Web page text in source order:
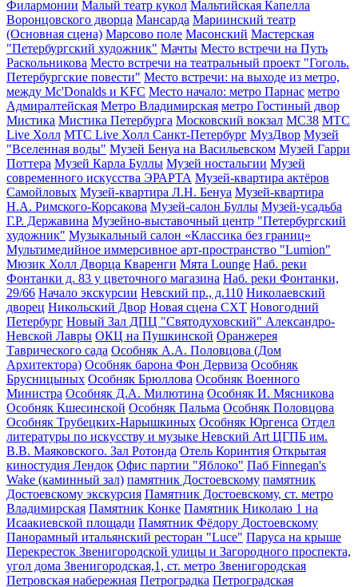
Филармонии Малый театр кукол Мальтийская Капелла
Воронцовского дворца Мансарда Мариинский театр
(Основная сцена) Марсово поле Масонский Мастерская
"Петербургский художник" Мачты Место встречи на Путь
Раскольникова Место встречи на театральный проект "Гоголь.
Петербургские повести" Место встречи: на выходе из метро,
между Mc'Donalds и KFC Место начало: метро Парнас метро
Адмиралтейская Метро Владимирская метро Гостиный двор
Мистика Мистика Петербурга Московский вокзал МС38 МТС
Live Холл МТС Live Холл Санкт-Петербург МузДвор Музей
"Вселенная воды" Музей Бенуа на Васильевском Музей Гарри
Поттера Музей Карла Буллы Музей ностальгии Музей
современного искусства ЭРАРТА Музей-квартира актёров
Самойловых Музей-квартира Л.Н. Бенуа Музей-квартира
Н.А. Римского-Корсакова Музей-салон Буллы Музей-усадьба
Г.Р. Державина Музейно-выставочный центр "Петербургский
художник" Музыкальный салон «Классика без границ»
Мультимедийное иммерсивное арт-пространство "Lumion"
Мюзик Холл Дворца Кваренги Мята Lounge Наб. реки
Фонтанки д. 83 у цветочного магазина Наб. реки Фонтанки,
29/66 Начало экскурсии Невский пр., д.110 Николаевский
дворец Никольский Двор Новая сцена СХТ Новогодний
Петербург Новый Зал ДПЦ "Святодуховский" Александро-
Невской Лавры ОКЦ на Пушкинской Оранжерея
Таврического сада Особняк А.А. Половцова (Дом
Архитектора) Особняк барона Фон Дервиза Особняк
Брусницыных Особняк Брюллова Особняк Военного
Министра Особняк Д.А. Милютина Особняк И. Мясникова
Особняк Кшесинской Особняк Пальма Особняк Половцова
Особняк Трубецких-Нарышкиных Особняк Юргенса Отдел
литературы по искусству и музыке Невский Art ЦГПБ им.
В.В. Маяковского. Зал Ротонда Отель Коринтия Открытая
киностудия Лендок Офис партии "Яблоко" Паб Finnegan's
Wake (каминный зал) памятник Достоевскому памятник
Достоевскому экскурсия Памятник Достоевскому, ст. метро
Владимирская Памятник Конке Памятник Николаю 1 на
Исаакиевской площади Памятник Фёдору Достоевскому
Панорамный итальянский ресторан "Luce" Паруса на крыше
Перекресток Звенигородской улицы и Загородного проспекта,
угол дома Звенигородская,1, ст. метро Звенигородская
Петровская набережная Петроградка Петроградская